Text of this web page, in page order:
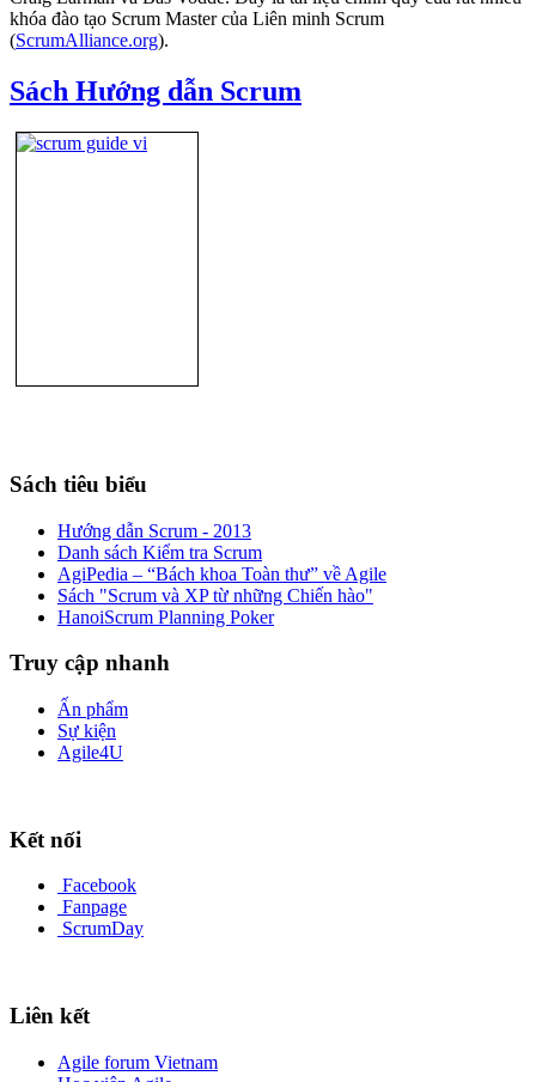
khóa đào tạo Scrum Master của Liên minh Scrum
(ScrumAlliance.org).
Sách Hướng dẫn Scrum
Sách tiêu biểu
Hướng dẫn Scrum - 2013
Danh sách Kiểm tra Scrum
AgiPedia – “Bách khoa Toàn thư” về Agile
Sách "Scrum và XP từ những Chiến hào"
HanoiScrum Planning Poker
Truy cập nhanh
Ấn phẩm
Sự kiện
Agile4U
Kết nối
Facebook
Fanpage
ScrumDay
Liên kết
Agile forum Vietnam